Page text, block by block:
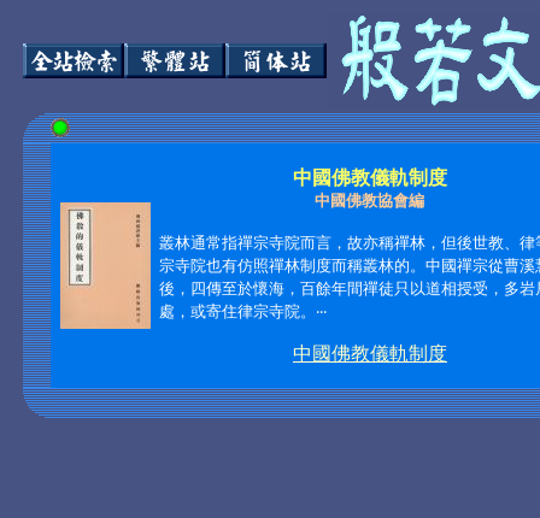
中國佛教儀軌制度
中國佛教協會編
叢林通常指禪宗寺院而言，故亦稱禪林，但後世教、律
宗寺院也有仿照禪林制度而稱叢林的。中國禪宗從曹溪
後，四傳至於懷海，百餘年間禪徒只以道相授受，多岩
處，或寄住律宗寺院。 ‧‧‧
中國佛教儀軌制度